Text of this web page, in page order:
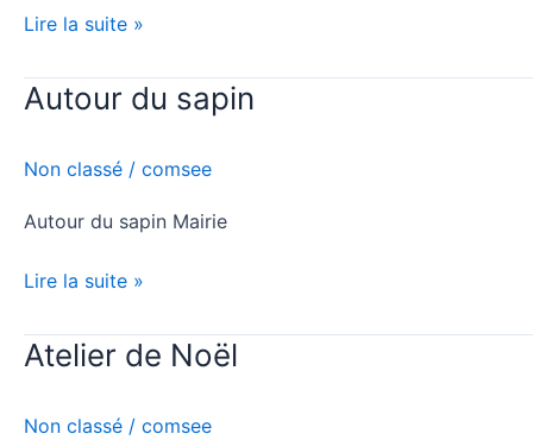
Lire la suite »
Autour du sapin
Non classé / comsee
Autour du sapin Mairie
Autour
Lire la suite »
Atelier de Noël
Non classé / comsee
Atelier